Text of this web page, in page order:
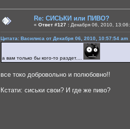
Re: СИСЬКИ или ПИВО?
« Ответ #127 : Декабря 06, 2010,
Цитата: Василиса от Декабря 06, 2010, 10:57:54 am
а вам только бы кого-то раздет....
все токо добровольно и полюбовно!!
Кстати: сиськи свои? И где же пиво?